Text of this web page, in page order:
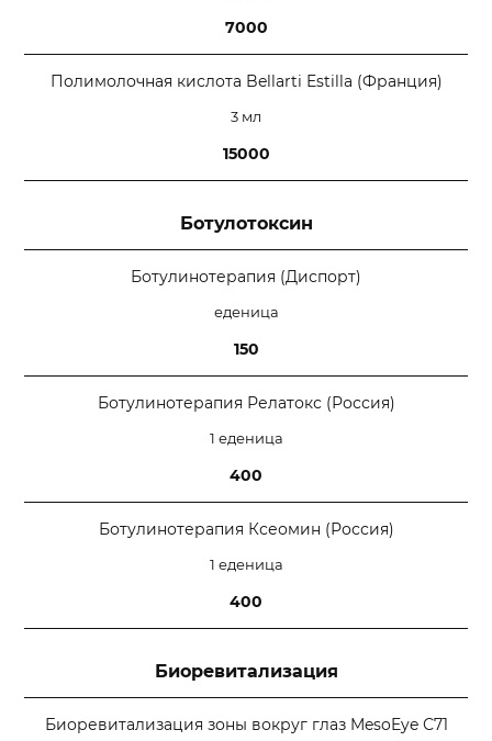
7000
Полимолочная кислота Bellarti Estilla (Франция)
3 мл
15000
Ботулотоксин
Ботулинотерапия (Диспорт)
еденица
150
Ботулинотерапия Релатокс (Россия)
1 еденица
400
Ботулинотерапия Ксеомин (Россия)
1 еденица
400
Биоревитализация
Биоревитализация зоны вокруг глаз MesoEye С71